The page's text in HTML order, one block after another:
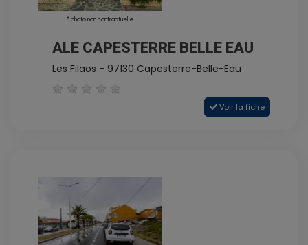
* photo non contractuelle
ALE CAPESTERRE BELLE EAU
Les Filaos - 97130 Capesterre-Belle-Eau
Voir la fiche